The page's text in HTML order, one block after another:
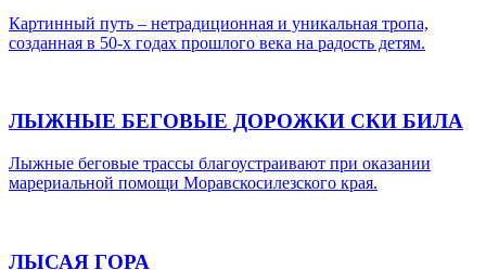
Картинный путь – нетрадиционная и уникальная тропа,
созданная в 50-х годах прошлого века на радость детям.
ЛЫЖНЫЕ БЕГОВЫЕ ДОРОЖКИ СКИ БИЛА
Лыжные беговые трассы благоустраивают при оказании
марериальной помощи Моравскосилез­ского края.
ЛЫСАЯ ГОРА